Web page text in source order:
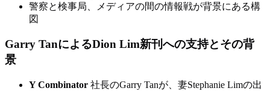
警察と検事局、メディアの間の情報戦が背景にある構
図
Garry TanによるDion Lim新刊への支持とその背
景
Y Combinator 社長のGarry Tanが、妻Stephanie Limの出